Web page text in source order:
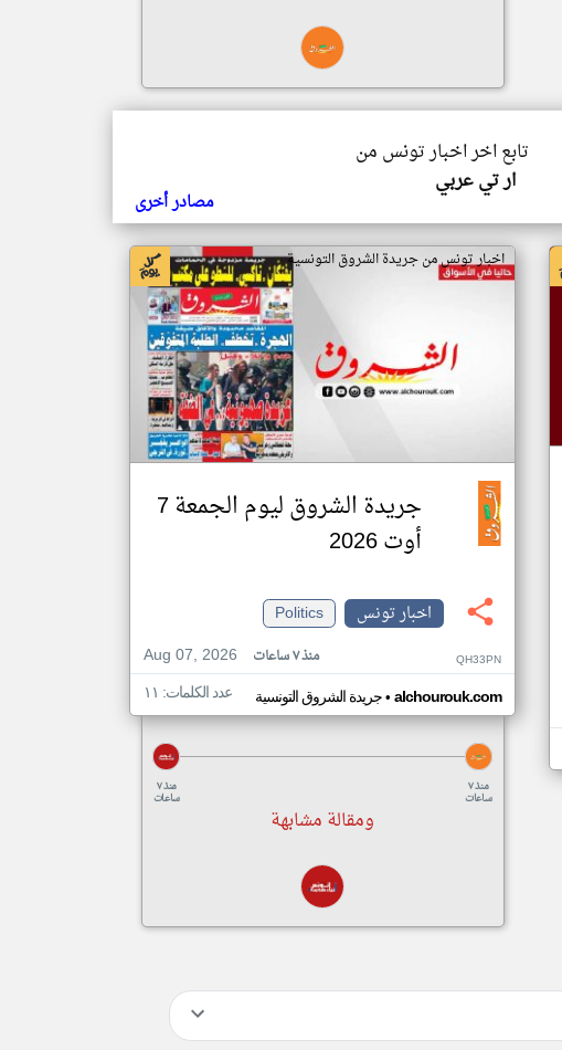
تابع اخر اخبار تونس من
ار تي عربي
مصادر أخرى
اخبار تونس من جريدة الشروق التونسية
جريدة الشروق ليوم الجمعة 7
أوت 2026
اخبار تونس
Politics
Aug 07, 2026
منذ ٧ ساعات QH33PN
جريدة الشروق التونسية• alchourouk.com عدد الكلمات: ١١
منذ ٧
ساعات
منذ ٧
ساعات
ومقالة مشابهة